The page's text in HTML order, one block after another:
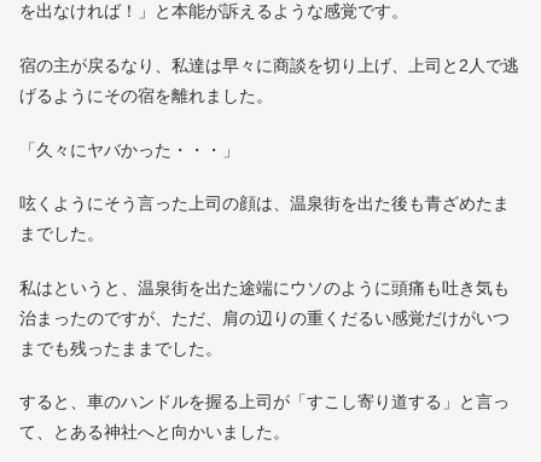
を出なければ！」と本能が訴えるような感覚です。
宿の主が戻るなり、私達は早々に商談を切り上げ、上司と2人で逃
げるようにその宿を離れました。
「久々にヤバかった・・・」
呟くようにそう言った上司の顔は、温泉街を出た後も青ざめたま
までした。
私はというと、温泉街を出た途端にウソのように頭痛も吐き気も
治まったのですが、ただ、肩の辺りの重くだるい感覚だけがいつ
までも残ったままでした。
すると、車のハンドルを握る上司が「すこし寄り道する」と言っ
て、とある神社へと向かいました。